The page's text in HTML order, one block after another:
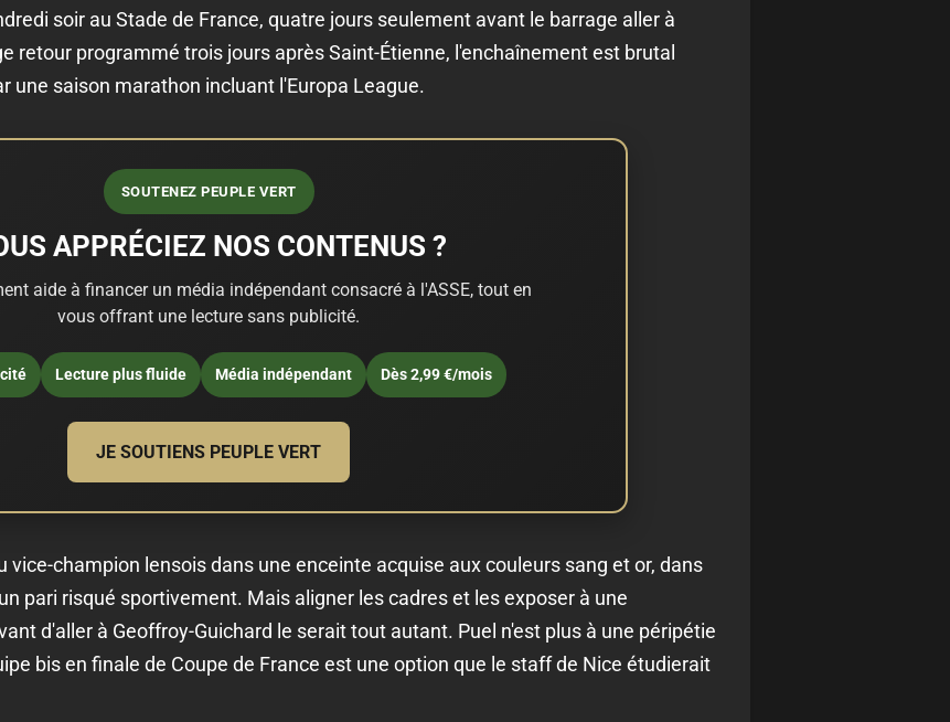
soir au Stade de France, quatre jours seulement avant le barrage aller à
retour programmé trois jours après Saint-Étienne, l'enchaînement est brutal
une saison marathon incluant l'Europa League.
SOUTENEZ PEUPLE VERT
APPRÉCIEZ NOS CONTENUS ?
aide à financer un média indépendant consacré à l'ASSE, tout en
vous offrant une lecture sans publicité.
Lecture plus fluide Média indépendant Dès 2,99 €/mois
JE SOUTIENS PEUPLE VERT
champion lensois dans une enceinte acquise aux couleurs sang et or, dans
pari risqué sportivement. Mais aligner les cadres et les exposer à une
d'aller à Geoffroy-Guichard le serait tout autant. Puel n'est plus à une péripétie
bis en finale de Coupe de France est une option que le staff de Nice étudierait